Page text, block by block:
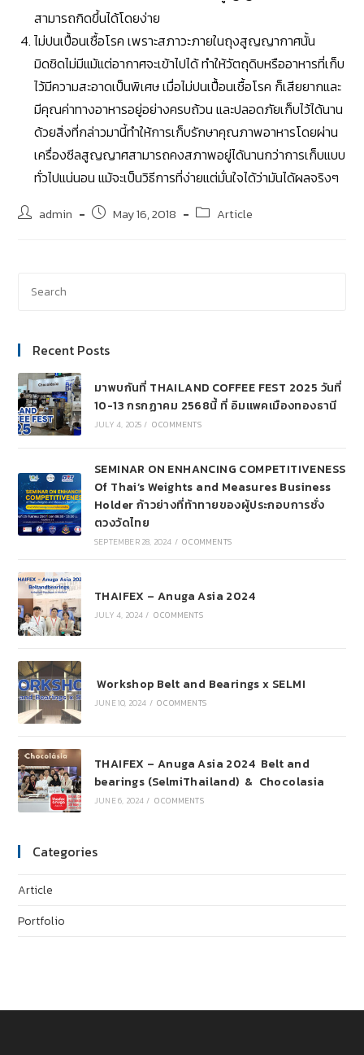
สามารถกิดขึ้นได้โดยง่าย
ไม่ปนเปื้อนเชื้อโรค เพราะสภาวะภายในถุงสูญญากาศนั้น
มิดชิดไม่มีแม้แต่อากาศจะเข้าไปได้ ทำให้วัตถุดิบหรืออาหารที่เก็บ
ไว้มีความสะอาดเป็นพิเศษ เมื่อไม่ปนเปื้อนเชื้อโรค ก็เสียยากและ
มีคุณค่าทางอาหารอยู่อย่างครบถ้วน และปลอดภัยเก็บไว้ได้นาน
ด้วยสิ่งที่กล่าวมานี้ทำให้การเก็บรักษาคุณภาพอาหารโดยผ่าน
เครื่องซีลสูญญาศสามารถคงสภาพอยู่ได้นานกว่าการเก็บแบบ
ทั่วไปแน่นอน แม้จะเป็นวิธีการที่ง่ายแต่มั่นใจได้ว่ามันได้ผลจริงๆ
admin May 16, 2018 Article
Recent Posts
มาพบกันที่ THAILAND COFFEE FEST 2025 วันที่
10-13 กรกฏาคม 2568นี้ ที่ อิมแพคเมืองทองธานี
JULY 4, 2025 / 0 COMMENTS
SEMINAR ON ENHANCING COMPETITIVENESS
Of Thai’s Weights and Measures Business
Holder ก้าวย่างที่ท้าทายของผู้ประกอบการชั่ง
ตวงวัดไทย
SEPTEMBER 28, 2024 / 0 COMMENTS
THAIFEX – Anuga Asia 2024
JULY 4, 2024 / 0 COMMENTS
Workshop Belt and Bearings x SELMI
JUNE 10, 2024 / 0 COMMENTS
THAIFEX – Anuga Asia 2024 Belt and
bearings (SelmiThailand) & Chocolasia
JUNE 6, 2024 / 0 COMMENTS
Categories
Article
Portfolio